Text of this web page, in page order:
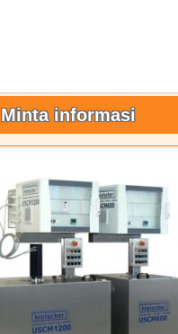
Minta informasi